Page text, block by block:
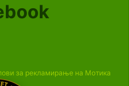
за рекламирање на Мотика